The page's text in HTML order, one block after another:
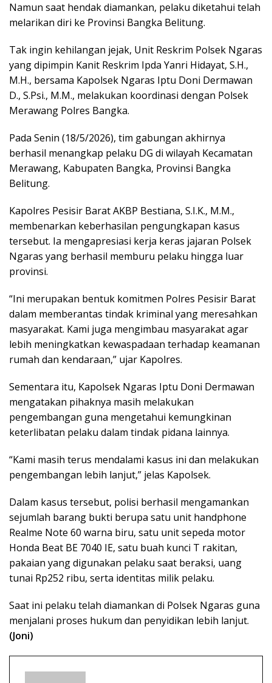
Namun saat hendak diamankan, pelaku diketahui telah
melarikan diri ke Provinsi Bangka Belitung.
Tak ingin kehilangan jejak, Unit Reskrim Polsek Ngaras
yang dipimpin Kanit Reskrim Ipda Yanri Hidayat, S.H.,
M.H., bersama Kapolsek Ngaras Iptu Doni Dermawan
D., S.Psi., M.M., melakukan koordinasi dengan Polsek
Merawang Polres Bangka.
Pada Senin (18/5/2026), tim gabungan akhirnya
berhasil menangkap pelaku DG di wilayah Kecamatan
Merawang, Kabupaten Bangka, Provinsi Bangka
Belitung.
Kapolres Pesisir Barat AKBP Bestiana, S.I.K., M.M.,
membenarkan keberhasilan pengungkapan kasus
tersebut. Ia mengapresiasi kerja keras jajaran Polsek
Ngaras yang berhasil memburu pelaku hingga luar
provinsi.
“Ini merupakan bentuk komitmen Polres Pesisir Barat
dalam memberantas tindak kriminal yang meresahkan
masyarakat. Kami juga mengimbau masyarakat agar
lebih meningkatkan kewaspadaan terhadap keamanan
rumah dan kendaraan,” ujar Kapolres.
Sementara itu, Kapolsek Ngaras Iptu Doni Dermawan
mengatakan pihaknya masih melakukan
pengembangan guna mengetahui kemungkinan
keterlibatan pelaku dalam tindak pidana lainnya.
“Kami masih terus mendalami kasus ini dan melakukan
pengembangan lebih lanjut,” jelas Kapolsek.
Dalam kasus tersebut, polisi berhasil mengamankan
sejumlah barang bukti berupa satu unit handphone
Realme Note 60 warna biru, satu unit sepeda motor
Honda Beat BE 7040 IE, satu buah kunci T rakitan,
pakaian yang digunakan pelaku saat beraksi, uang
tunai Rp252 ribu, serta identitas milik pelaku.
Saat ini pelaku telah diamankan di Polsek Ngaras guna
menjalani proses hukum dan penyidikan lebih lanjut.
(Joni)